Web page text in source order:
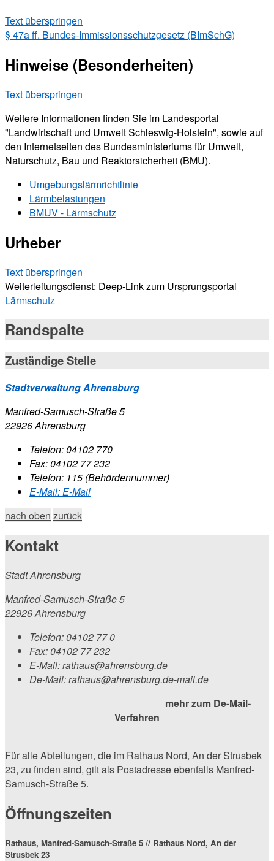
Text überspringen
§ 47a ff. Bundes-Immissionsschutzgesetz (BImSchG)
Hinweise (Besonderheiten)
Text überspringen
Weitere Informationen finden Sie im Landesportal
"Landwirtschaft und Umwelt Schleswig-Holstein", sowie auf
den Internetseiten des Bundesministeriums für Umwelt,
Naturschutz, Bau und Reaktorsicherheit (BMU).
Umgebungslärmrichtlinie
Lärmbelastungen
BMUV - Lärmschutz
Urheber
Text überspringen
Weiterleitungsdienst: Deep-Link zum Ursprungsportal
Lärmschutz
Randspalte
Zuständige Stelle
Stadtverwaltung Ahrensburg
Manfred-Samusch-Straße 5
22926 Ahrensburg
Telefon:04102 770
Fax:04102 77 232
Telefon: 115 (Behördennummer)
E-Mail:E-Mail
nach oben zurück
Kontakt
Stadt Ahrensburg
Manfred-Samusch-Straße 5
22926 Ahrensburg
Telefon: 04102 77 0
Fax: 04102 77 232
E-Mail:rathaus@ahrensburg.de
De-Mail: rathaus@ahrensburg.de-mail.de
mehr zum De-Mail-
Verfahren
Für alle Abteilungen, die im Rathaus Nord, An der Strusbek
23, zu finden sind, gilt als Postadresse ebenfalls Manfred-
Samusch-Straße 5.
Öffnungszeiten
Rathaus, Manfred-Samusch-Straße 5 // Rathaus Nord, An der
Strusbek 23